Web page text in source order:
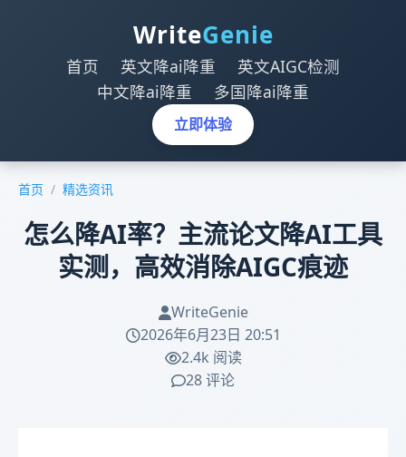
WriteGenie
首页 英文降ai降重
英文AIGC检测
中文降ai降重
多国降ai降重
立即体验
首页 / 精选资讯
怎么降AI率？主流论文降AI工具
实测，高效消除AIGC痕迹
WriteGenie
2026年6月23日 20:51
2.4k 阅读
28 评论